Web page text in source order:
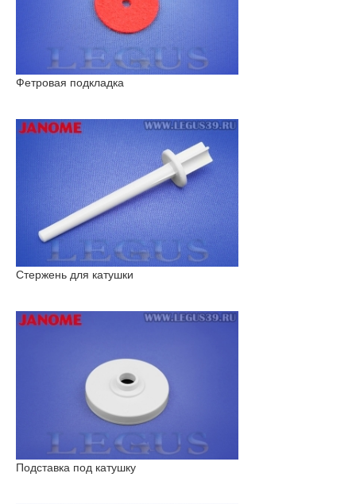
Фетровая подкладка
Стержень для катушки
Подставка под катушку